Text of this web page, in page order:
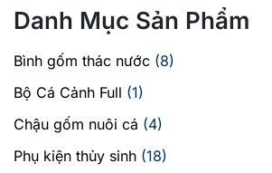
Danh Mục Sản Phẩm
Bình gốm thác nước (8)
Bộ Cá Cảnh Full (1)
Chậu gốm nuôi cá (4)
Phụ kiện thủy sinh (18)